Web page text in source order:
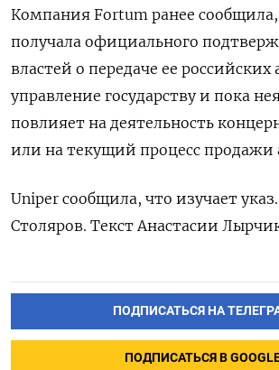
Компания Fortum ранее сообщила,
получала официального
властей о передаче ее российских
управление государству и пока
повлияет на деятельность
или на текущий процесс продажи
Uniper сообщила, что изучает
Столяров. Текст Анастасии
ПОДПИСАТЬСЯ НА
ПОДПИСАТЬСЯ В